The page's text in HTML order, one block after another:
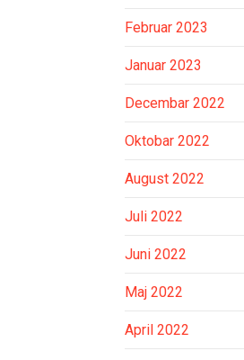
Februar 2023
Januar 2023
Decembar 2022
Oktobar 2022
August 2022
Juli 2022
Juni 2022
Maj 2022
April 2022